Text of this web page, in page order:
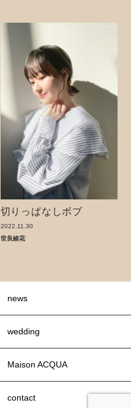
切りっぱなしボブ
2022.11.30
世良綾花
news
wedding
Maison ACQUA
contact